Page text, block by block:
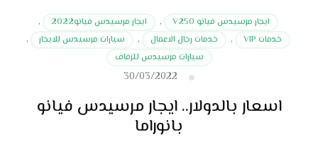
ايجار مرسيدس فيانو V250 , ايجار مرسيدس فيانو2022
,
خدمات VIP
, خدمات رجال الاعمال , سيارات مرسيدس للايجار
,
سيارات مرسيدس للزفاف
30/03/2022
اسعار بالدولار.. ايجار مرسيدس فيانو
بانوراما